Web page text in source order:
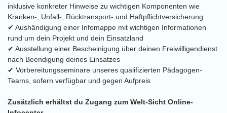
inklusive konkreter Hinweise zu wichtigen Komponenten wie
Kranken-, Unfall-, Rücktransport- und Haftpflichtversicherung
✔ Aushändigung einer Infomappe mit wichtigen Informationen
rund um dein Projekt und dein Einsatzland
✔ Ausstellung einer Bescheinigung über deinen Freiwilligendienst
nach Beendigung deines Einsatzes
✔ Vorbereitungsseminare unseres qualifizierten Pädagogen-
Teams, sofern verfügbar und gegen Aufpreis
Zusätzlich erhältst du Zugang zum Welt-Sicht Online-